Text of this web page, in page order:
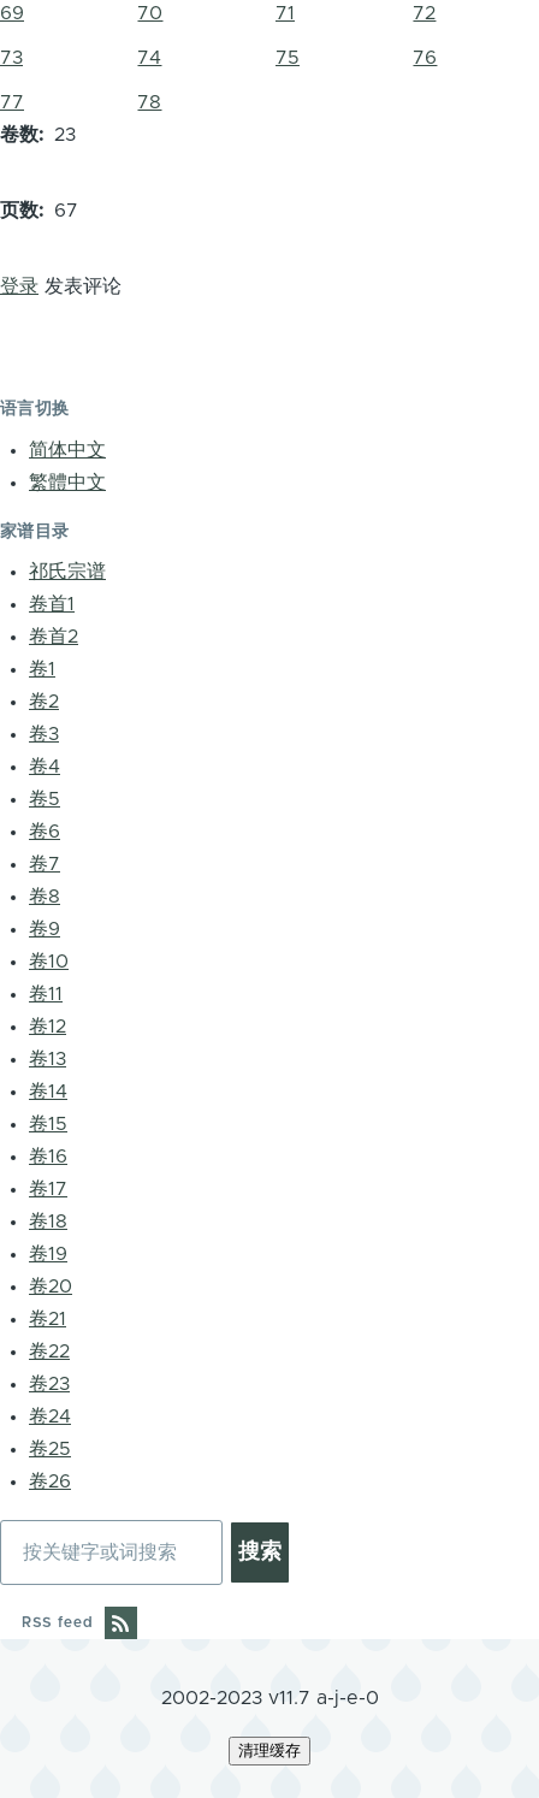
69 70 71 72
73 74 75 76
77
78
卷数
23
页数 67
登录 发表评论
语言切换
简体中文
繁體中文
家谱目录
祁氏宗谱
卷首1
卷首2
卷1
卷2
卷3
卷4
卷5
卷6
卷7
卷8
卷9
卷10
卷11
卷12
卷13
卷14
卷15
卷16
卷17
卷18
卷19
卷20
卷21
卷22
卷23
卷24
卷25
卷26
RSS feed
2002-2023 v11.7 a-j-e-0